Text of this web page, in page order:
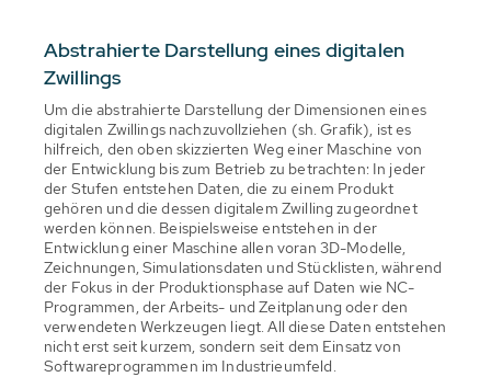
Abstrahierte Darstellung eines digitalen
Zwillings
Um die abstrahierte Darstellung der Dimensionen eines
digitalen Zwillings nachzuvollziehen (sh. Grafik), ist es
hilfreich, den oben skizzierten Weg einer Maschine von
der Entwicklung bis zum Betrieb zu betrachten: In jeder
der Stufen entstehen Daten, die zu einem Produkt
gehören und die dessen digitalem Zwilling zugeordnet
werden können. Beispielsweise entstehen in der
Entwicklung einer Maschine allen voran 3D-Modelle,
Zeichnungen, Simulationsdaten und Stücklisten, während
der Fokus in der Produktionsphase auf Daten wie NC-
Programmen, der Arbeits- und Zeitplanung oder den
verwendeten Werkzeugen liegt. All diese Daten entstehen
nicht erst seit kurzem, sondern seit dem Einsatz von
Softwareprogrammen im Industrieumfeld.